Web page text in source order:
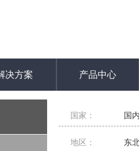
决方案 产品中心
国家： 国内
地区： 东